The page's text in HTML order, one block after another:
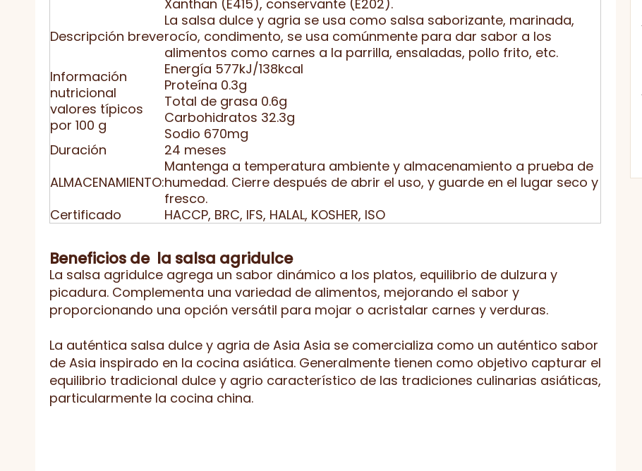
Xanthan (E415), conservante (E202).
Descripción breve
La salsa dulce y agria se usa como salsa saborizante, marinada,
rocío, condimento, se usa comúnmente para dar sabor a los
alimentos como carnes a la parrilla, ensaladas, pollo frito, etc.
Información
nutricional
valores típicos
por 100 g
Energía 577kJ/138kcal
Proteína 0.3g
Total de grasa 0.6g
Carbohidratos 32.3g
Sodio 670mg
Duración
24 meses
ALMACENAMIENTO:
Mantenga a temperatura ambiente y almacenamiento a prueba de
humedad. Cierre después de abrir el uso, y guarde en el lugar seco y
fresco.
Certificado
HACCP, BRC, IFS, HALAL, KOSHER, ISO
Beneficios de la salsa agridulce
La salsa agridulce agrega un sabor dinámico a los platos, equilibrio de dulzura y
picadura. Complementa una variedad de alimentos, mejorando el sabor y
proporcionando una opción versátil para mojar o acristalar carnes y verduras.
La auténtica salsa dulce y agria de Asia Asia se comercializa como un auténtico sabor
de Asia inspirado en la cocina asiática. Generalmente tienen como objetivo capturar el
equilibrio tradicional dulce y agrio característico de las tradiciones culinarias asiáticas,
particularmente la cocina china.